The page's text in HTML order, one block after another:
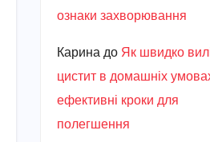
ознаки захворювання
Каринадо Як швидко
цистит в домашніх
ефективні кроки для
полегшення